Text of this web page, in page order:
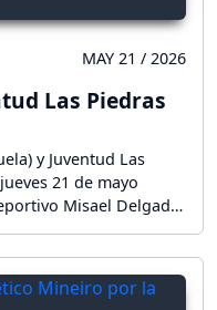
MAY 21 / 2026
Las Piedras
y Juventud Las
21 de mayo
Misael Delgado
la CONMEBOL
reacción en vivo del